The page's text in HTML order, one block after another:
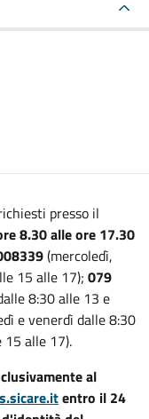
presso il
8.30 alle ore 17.30
(mercoledì,
15 alle 17); 079
8:30 alle 13 e
e venerdì dalle 8:30
15 alle 17).
al
entro il 24